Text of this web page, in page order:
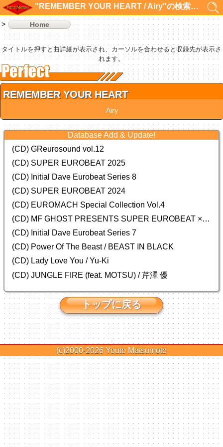
"REMEMBER YOUR HEART / Airy"の検索結果 1件
Home
タイトルを押すと曲詳細が表示され、カーソルを合わせると収録先が表示さ
れます。
REMEMBER YOUR HEART
Airy
Database Add & Update!
(CD) GReurosound vol.12
(CD) SUPER EUROBEAT 2025
(CD) Initial Dave Eurobeat Series 8
(CD) SUPER EUROBEAT 2024
(CD) EUROMACH Special Collection Vol.4
(CD) MF GHOST PRESENTS SUPER EUROBEAT × ORIGINAL SOUNDTRACK NEW COLLECTION
(CD) Initial Dave Eurobeat Series 7
(CD) Power Of The Beast / BEAST IN BLACK
(CD) Lady Love You / Yu-Ki
(CD) JUNGLE FIRE (feat. MOTSU) / 芹澤 優
トップに戻る
(c)2000-2026 Youto Matsumoto